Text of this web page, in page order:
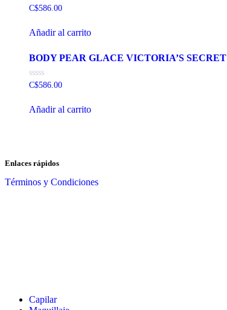
Valorado
de
C$586.00
Añadir al carrito
BODY PEAR GLACE VICTORIA’S SECRET
Valorado
de
C$586.00
Añadir al carrito
Enlaces rápidos
Términos y Condiciones
Capilar